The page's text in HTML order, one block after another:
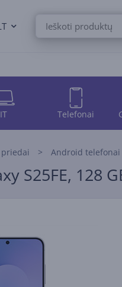
IT Telefonai
Android telefonai
S25FE, 128